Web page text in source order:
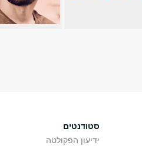
סטודנטים
ידיעון הפקולטה